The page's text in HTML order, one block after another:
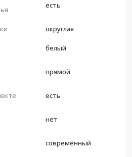
есть
округлая
белый
прямой
есть
нет
современный